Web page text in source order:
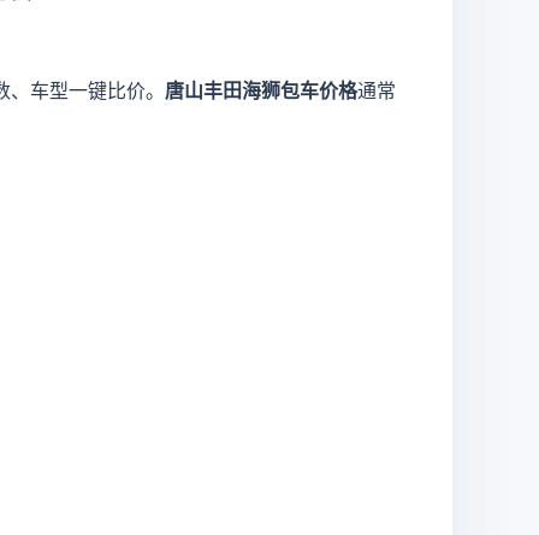
车型一键比价。 唐山丰田海狮包车价格通常